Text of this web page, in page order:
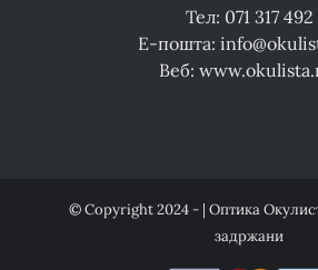
Тел: 071 317 492
Е-пошта:
Веб:
© Copyright 2024 - | Оптика
задржани